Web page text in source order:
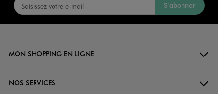
S’abonner
MON SHOPPING EN LIGNE
NOS SERVICES